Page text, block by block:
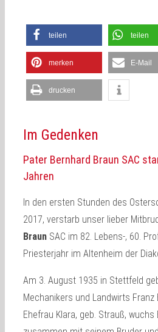
teilen teilen
merken E-Mail
drucken
Im Gedenken
Pater Bernhard Braun SAC
Jahren
In den ersten Stunden des
2017, verstarb unser lieber
Braun SAC im 82. Lebens-, 60.
Priesterjahr im Altenheim der
Am 3. August 1935 in Stettfeld
Mechanikers und Landwirts Franz
Ehefrau Klara, geb. Strauß, wuchs